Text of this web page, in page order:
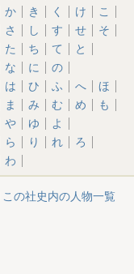
か
き く け
こ
さ
し す せ
そ
た
ち て
と
な
に
の
は
ひ ふ へ
ほ
ま
み む め
も
や
ゆ
よ
ら
り れ
ろ
わ
この社史内の人物一覧